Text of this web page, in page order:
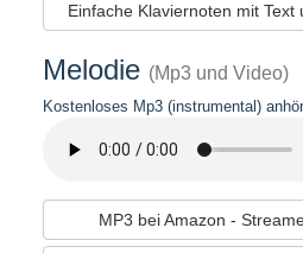
Einfache Klaviernoten mit
Melodie (Mp3 und Video)
Kostenloses Mp3 (instrumental)
MP3 bei Amazon -